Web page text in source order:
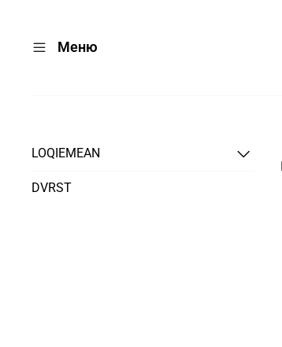
Меню
LOQIEMEAN
DVRST